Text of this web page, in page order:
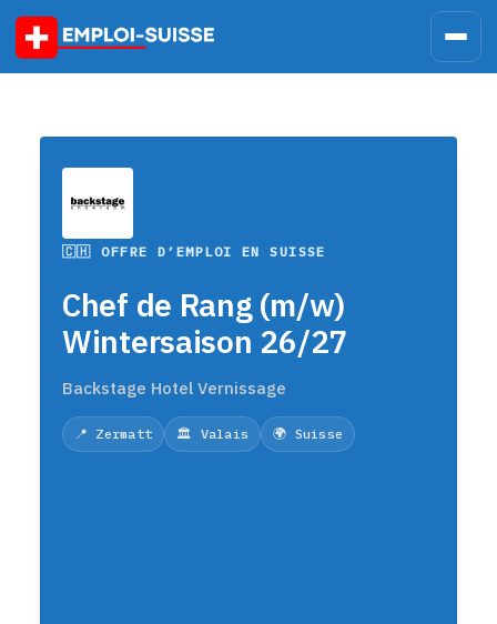
Skip
content
🇨🇭 OFFRE D’EMPLOI EN SUISSE
Chef de Rang (m/w)
Wintersaison 26/27
Backstage Hotel Vernissage
📍 Zermatt 🏛️ Valais 🌍 Suisse